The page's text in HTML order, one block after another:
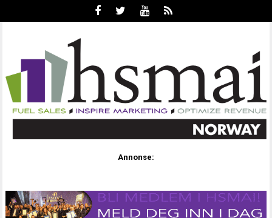
Annonse: